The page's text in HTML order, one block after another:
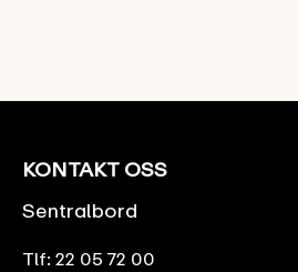
KONTAKT OSS
Sentralbord
Tlf: 22 05 72 00